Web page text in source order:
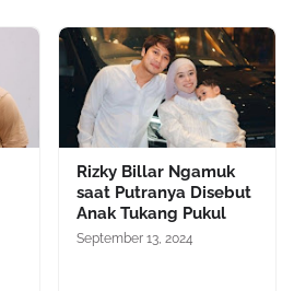
Rizky Billar Ngamuk
saat Putranya Disebut
Anak Tukang Pukul
September 13, 2024